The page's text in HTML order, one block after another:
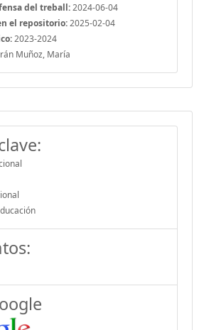
del treball:2024-06-04
el repositorio:2025-02-04
2023-2024
Muñoz, María